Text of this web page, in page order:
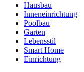
Hausbau
Inneneinrichtung
Poolbau
Garten
Lebensstil
Smart Home
Einrichtung